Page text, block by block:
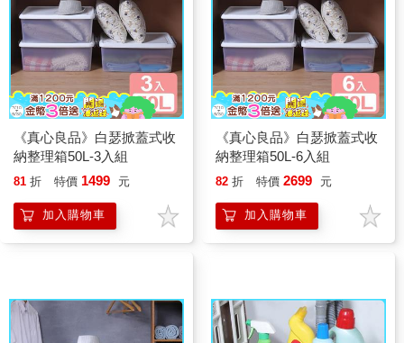
《真心良品》白瑟掀蓋式收
納整理箱50L-3入組
81 折 特價 1499 元
加入購物車
《真心良品》白瑟掀蓋式收
納整理箱50L-6入組
82 折 特價 2699 元
加入購物車